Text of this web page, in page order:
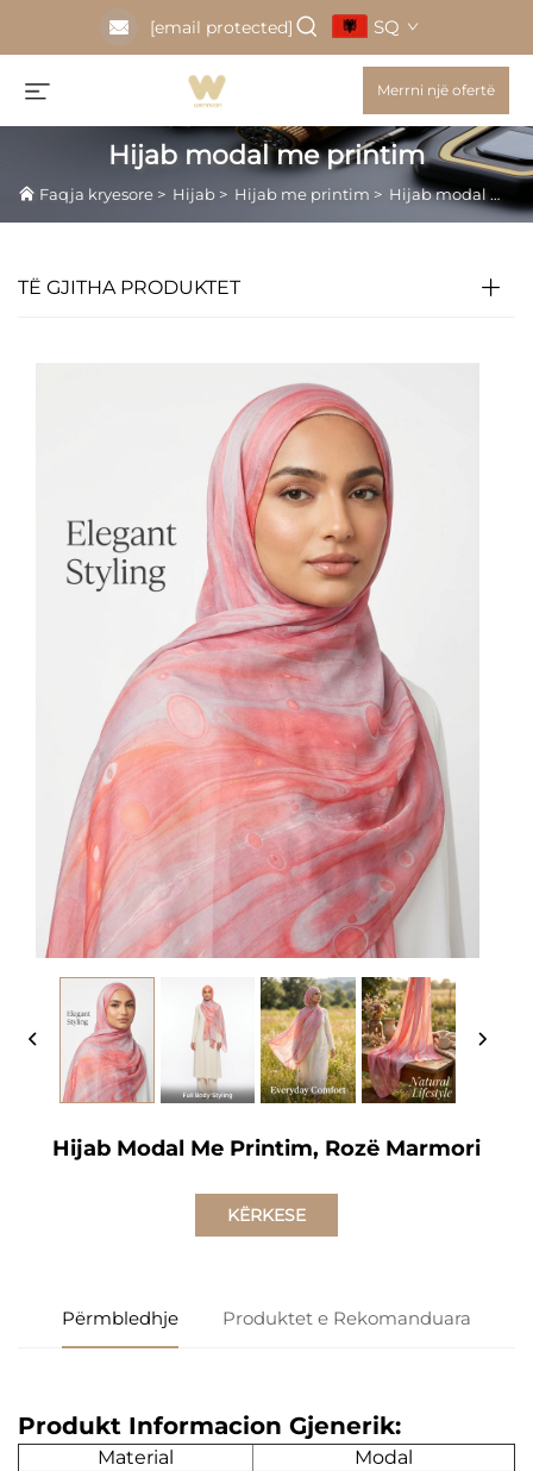
[email protected] SQ
Merrni një ofertë
Hijab modal me printim
Faqja kryesore > Hijab > Hijab me printim > Hijab modal me printim
TË GJITHA PRODUKTET
Hijab Modal Me Printim, Rozë Marmori
KËRKESE
Përmbledhje Produktet e Rekomanduara
Produkt Informacion Gjenerik:
Material Modal